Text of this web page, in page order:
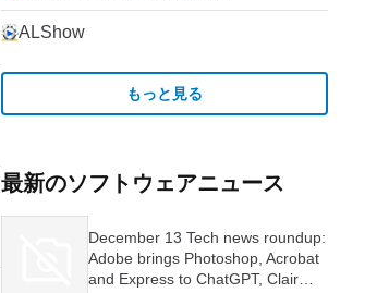
ALShow
もっと見る
最新のソフトウェアニュース
December 13 Tech news roundup:
Adobe brings Photoshop, Acrobat
and Express to ChatGPT, Clair